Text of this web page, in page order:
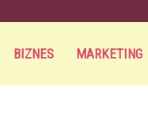
BIZNES MARKETING